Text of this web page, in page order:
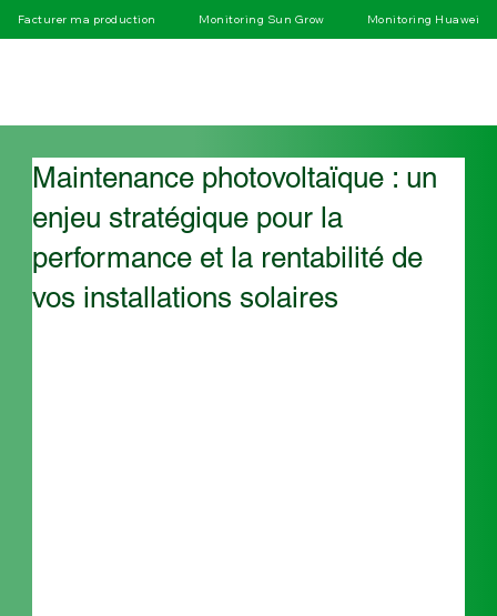
Facturer ma production Monitoring Sun Grow Monitoring Huawei
Maintenance photovoltaïque : un
enjeu stratégique pour la
performance et la rentabilité de
vos installations solaires